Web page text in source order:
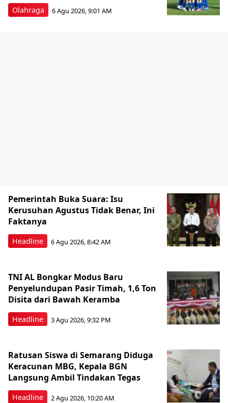
Olahraga 6 Agu 2026, 9:01 AM
Headline
Pemerintah Buka Suara: Isu
Kerusuhan Agustus Tidak Benar, Ini
Faktanya
6 Agu 2026, 8:42 AM
Headline
TNI AL Bongkar Modus Baru
Penyelundupan Pasir Timah, 1,6 Ton
Disita dari Bawah Keramba
3 Agu 2026, 9:32 PM
Headline
Ratusan Siswa di Semarang Diduga
Keracunan MBG, Kepala BGN
Langsung Ambil Tindakan Tegas
2 Agu 2026, 10:20 AM